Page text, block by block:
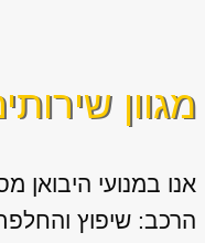
מגוון
אנו במנועי היבואן
הרכב: שיפוץ